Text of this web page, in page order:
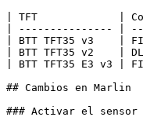
| TFT             |
| --------------- |
| BTT TFT35 v3    |
| BTT TFT35 v2    |
| BTT TFT35 E3 v3 |
## Cambios en Marlin
### Activar el sensor